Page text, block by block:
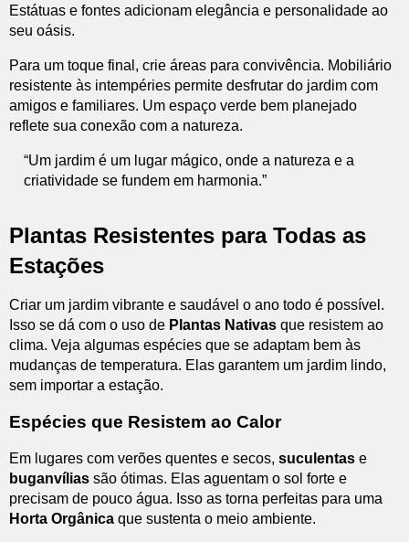
Estátuas e fontes adicionam elegância e personalidade ao
seu oásis.
Para um toque final, crie áreas para convivência. Mobiliário
resistente às intempéries permite desfrutar do jardim com
amigos e familiares. Um espaço verde bem planejado
reflete sua conexão com a natureza.
“Um jardim é um lugar mágico, onde a natureza e a
criatividade se fundem em harmonia.”
Plantas Resistentes para Todas as
Estações
Criar um jardim vibrante e saudável o ano todo é possível.
Isso se dá com o uso de Plantas Nativas que resistem ao
clima. Veja algumas espécies que se adaptam bem às
mudanças de temperatura. Elas garantem um jardim lindo,
sem importar a estação.
Espécies que Resistem ao Calor
Em lugares com verões quentes e secos, suculentas e
buganvílias são ótimas. Elas aguentam o sol forte e
precisam de pouco água. Isso as torna perfeitas para uma
Horta Orgânica que sustenta o meio ambiente.